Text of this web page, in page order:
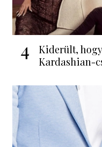
4
Kiderült,
Kardashian-